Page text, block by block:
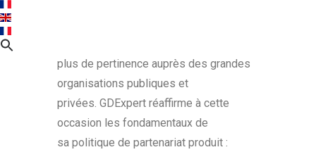
plus de pertinence auprès des grandes
organisations publiques et
privées. GDExpert réaffirme à cette
occasion les fondamentaux de
sa politique de partenariat produit :